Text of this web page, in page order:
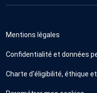
Mentions légales
Confidentialité et données
Charte d'éligibilité, éthique